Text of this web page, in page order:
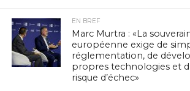
EN BREF
Marc Murtra : «La
européenne exige de
réglementation, de
propres technologies et
risque d’échec»